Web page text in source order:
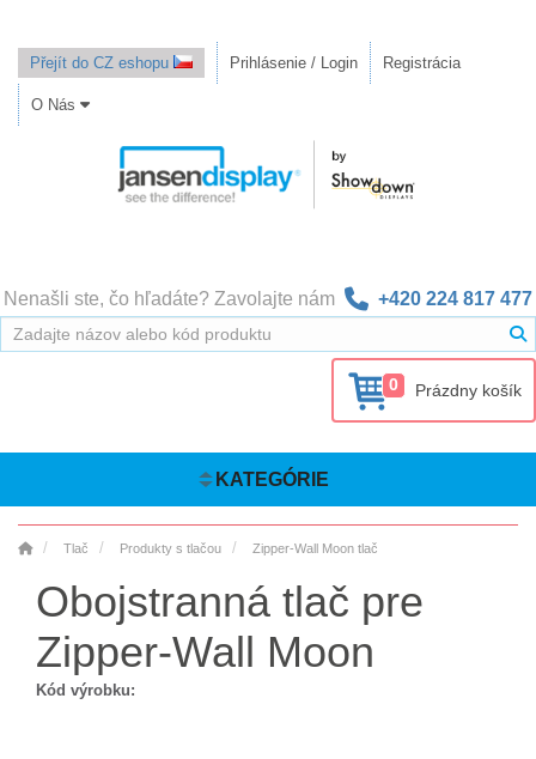
Přejít do CZ eshopu Prihlásenie / Login Registrácia
O Nás
Nenašli ste, čo hľadáte? Zavolajte nám +420 224 817 477
0 Prázdny košík
KATEGÓRIE
Tlač Produkty s tlačou Zipper-Wall Moon tlač
Obojstranná tlač pre
Zipper-Wall Moon
Kód výrobku: